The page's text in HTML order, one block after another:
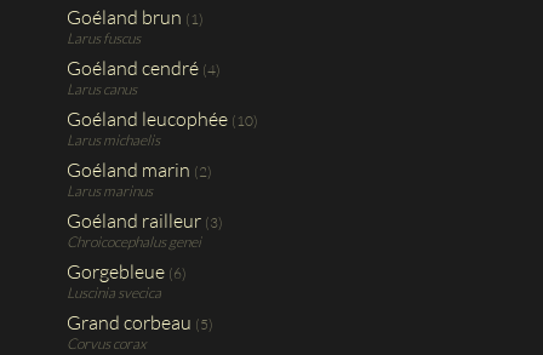
Goéland brun (1)
Larus fuscus
Goéland cendré (4)
Larus canus
Goéland leucophée (10)
Larus michaelis
Goéland marin (2)
Larus marinus
Goéland railleur (3)
Chroicocephalus genei
Gorgebleue (6)
Luscinia svecica
Grand corbeau (5)
Corvus corax